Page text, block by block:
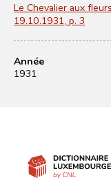
Le Chevalier aux
19.10.1931, p. 3
Année
1931